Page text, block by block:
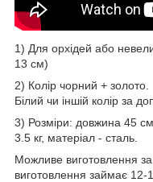
1) Для орхідей або
13 см)
2) Колір чорний + золото.
Білий чи іншій колір за
3) Розміри: довжина 45
3.5 кг, матеріал - сталь.
Можливе виготовлення
виготовлення займає 12-